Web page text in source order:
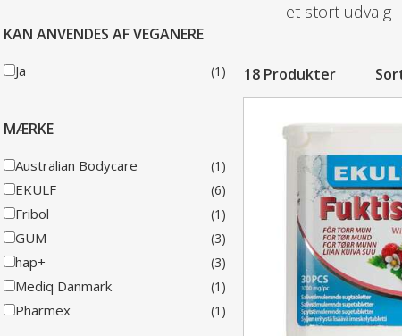
KAN ANVENDES AF VEGANERE
Ja (1)
MÆRKE
Australian Bodycare (1)
EKULF (6)
Fribol (1)
GUM (3)
hap+ (3)
Mediq Danmark (1)
Pharmex (1)
et stort udvalg
18 Produkter